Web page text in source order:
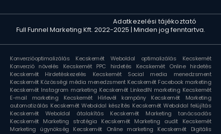
Full Funnel Marketing Kft. 2022-2025 | Minden jog fenntartva.
Animated icons by Lordicon.comAdatkezelési tájékoztató
Konverzióoptimalizálás Kecskemét
Weboldal optimalizálás Kecskemét
Konverzió növelés Kecskemét
PPC hirdetés Kecskemét
Online hirdetés
Kecskemét
Hirdetéskezelés Kecskemét
Social media menedzsment
Kecskemét Közösségi média menedzsment Kecskemét Facebook marketing
Kecskemét Instagram marketing Kecskemét LinkedIN marketing Kecskemét
E-mail marketing Kecskemét
Hírlevél kampány Kecskemét
Marketing
automatizálás Kecskemét Weboldal készítés Kecskemét Weboldal felújítás
Kecskemét
Weboldal átalakítás Kecskemét
Marketing tanácsadás
Kecskemét Marketing stratégia Kecskemét Marketing audit Kecskemét
Marketing ügynökség Kecskemét
Online marketing Kecskemét
Digitális